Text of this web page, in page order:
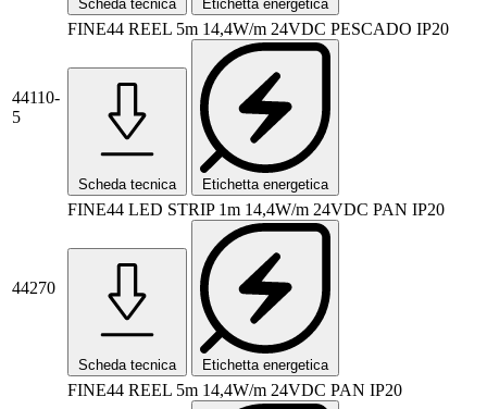
Scheda tecnica Etichetta energetica
44110-
5
FINE44 REEL 5m 14,4W/m 24VDC PESCADO IP20
Scheda tecnica Etichetta energetica
44270
FINE44 LED STRIP 1m 14,4W/m 24VDC PAN IP20
Scheda tecnica Etichetta energetica
FINE44 REEL 5m 14,4W/m 24VDC PAN IP20